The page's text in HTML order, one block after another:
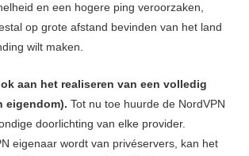
en een hogere ping veroorzaken,
op grote afstand bevinden van het land
wilt maken.
aan het realiseren van een volledig
eigendom). Tot nu toe huurde de NordVPN
doorlichting van elke provider.
eigenaar wordt van privéservers, kan het